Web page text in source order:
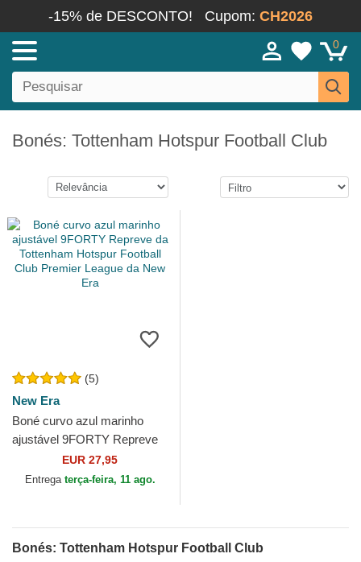
-15% de DESCONTO! Cupom: CH2026
0
Bonés: Tottenham Hotspur Football Club
(5)
New Era
Boné curvo azul marinho
ajustável 9FORTY Repreve
da Tottenham Hotspur
Football Club Premier...
EUR 27,95
Entrega terça-feira, 11 ago.
Bonés: Tottenham Hotspur Football Club